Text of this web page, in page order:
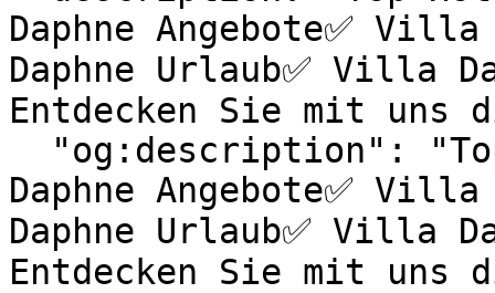
Daphne Angebote✅
Daphne Urlaub✅ Villa
Entdecken Sie mit
Daphne Angebote✅
Daphne Urlaub✅ Villa
Entdecken Sie mit